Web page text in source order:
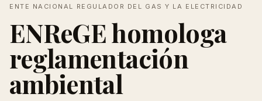
ENTE NACIONAL REGULADOR DEL GAS Y LA ELECTRICIDAD
ENReGE homologa
reglamentación
ambiental